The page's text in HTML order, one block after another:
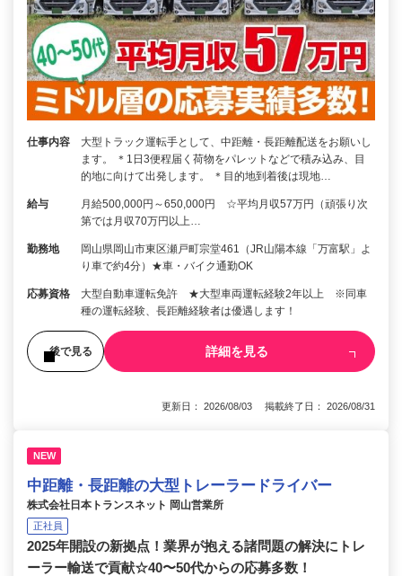
仕事内容
大型トラック運転手として、中距離・長距離配送をお願いし
ます。 ＊1日3便程届く荷物をパレットなどで積み込み、目
的地に向けて出発します。 ＊目的地到着後は現地…
給与
月給500,000円～650,000円 ☆平均月収57万円（頑張り次
第では月収70万円以上…
勤務地
岡山県岡山市東区瀬戸町宗堂461（JR山陽本線「万富駅」よ
り車で約4分）★車・バイク通勤OK
応募資格
大型自動車運転免許 ★大型車両運転経験2年以上 ※同車
種の運転経験、長距離経験者は優遇します！
後で見る 詳細を見る
更新日： 2026/08/03 掲載終了日： 2026/08/31
NEW
中距離・長距離の大型トレーラードライバー
株式会社日本トランスネット 岡山営業所
正社員
2025年開設の新拠点！業界が抱える諸問題の解決にトレ
ーラー輸送で貢献☆40〜50代からの応募多数！